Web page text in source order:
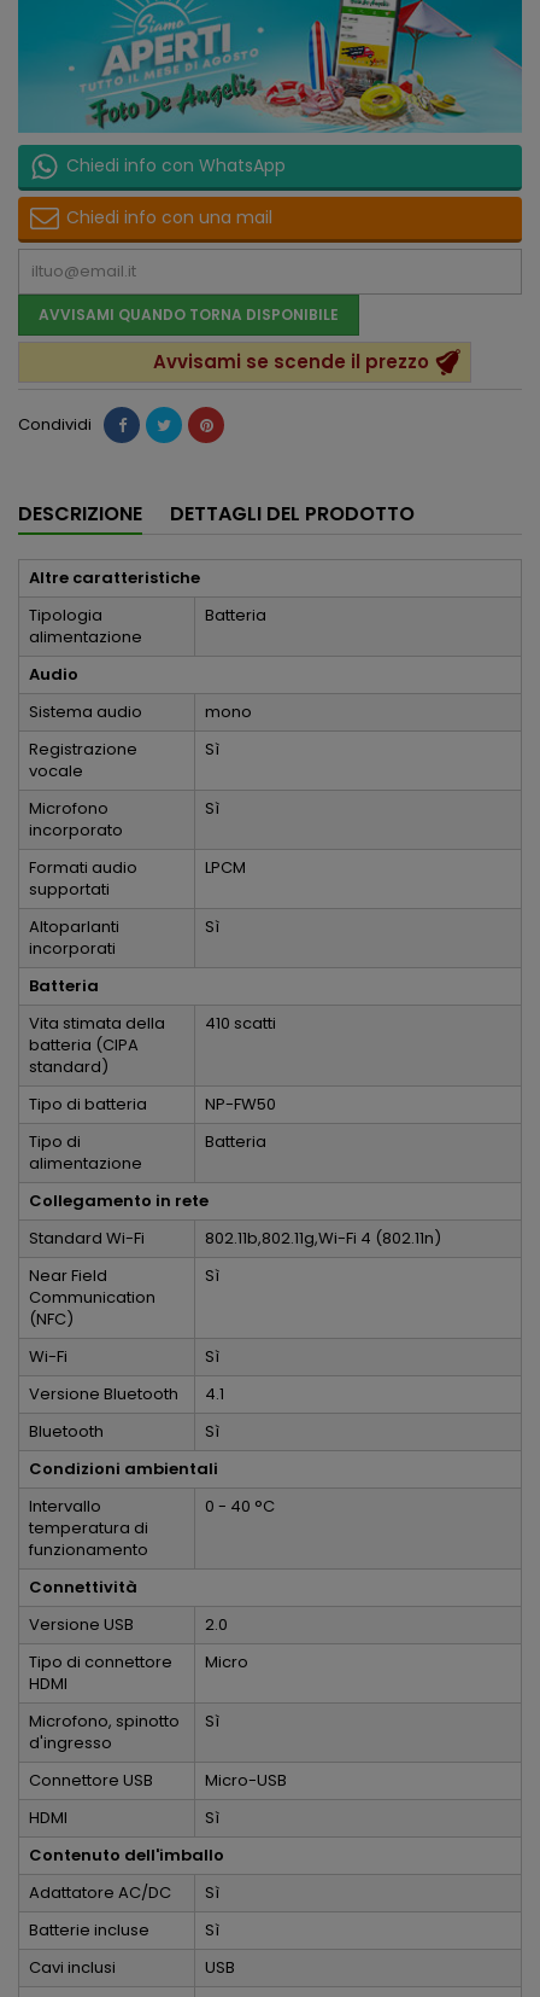
Chiedi info con WhatsApp
Chiedi info con una mail
AVVISAMI QUANDO TORNA DISPONIBILE
Avvisami se scende il prezzo
Condividi
DESCRIZIONE DETTAGLI DEL PRODOTTO
Altre caratteristiche
Tipologia
alimentazione
Batteria
Audio
Sistema audio
mono
Registrazione
vocale
Sì
Microfono
incorporato
Sì
Formati audio
supportati
LPCM
Altoparlanti
incorporati
Sì
Batteria
Vita stimata della
batteria (CIPA
standard)
410 scatti
Tipo di batteria
NP-FW50
Tipo di
alimentazione
Batteria
Collegamento in rete
Standard Wi-Fi
802.11b,802.11g,Wi-Fi 4 (802.11n)
Near Field
Communication
(NFC)
Sì
Wi-Fi
Sì
Versione Bluetooth
4.1
Bluetooth
Sì
Condizioni ambientali
Intervallo
temperatura di
funzionamento
0 - 40 °C
Connettività
Versione USB
2.0
Tipo di connettore
HDMI
Micro
Microfono, spinotto
d'ingresso
Sì
Connettore USB
Micro-USB
HDMI
Sì
Contenuto dell'imballo
Adattatore AC/DC
Sì
Batterie incluse
Sì
Cavi inclusi
USB